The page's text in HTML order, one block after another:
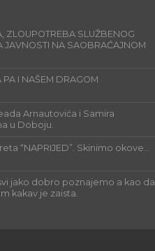
ZLOUPOTREBA SLUŽBENOG
JAVNOSTI NA SAOBRAĆAJNOM
I NAŠEM DRAGOM
Arnautovića i Samira
u Doboju.
“NAPRIJED”. Skinimo okove…
jako dobro poznajemo a kao da
kakav je zaista.